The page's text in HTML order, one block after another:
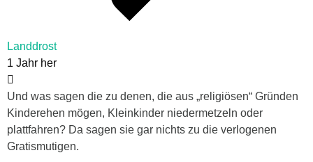
Landdrost
1 Jahr her
Und was sagen die zu denen, die aus „religiösen“ Gründen
Kinderehen mögen, Kleinkinder niedermetzeln oder
plattfahren? Da sagen sie gar nichts zu die verlogenen
Gratismutigen.